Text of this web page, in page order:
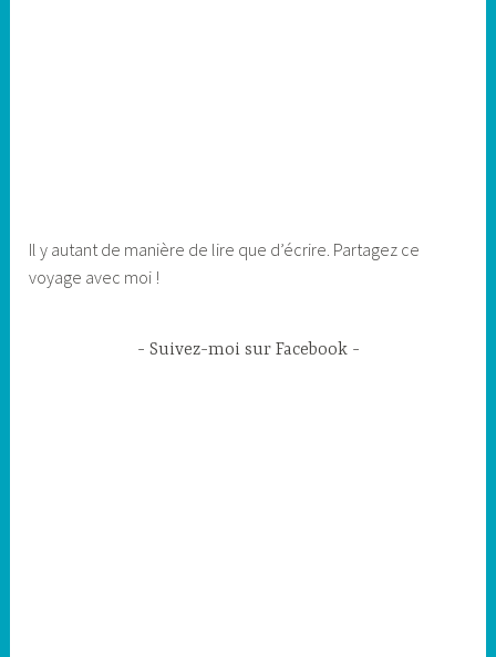
Il y autant de manière de lire que d’écrire. Partagez ce
voyage avec moi !
Suivez-moi sur Facebook